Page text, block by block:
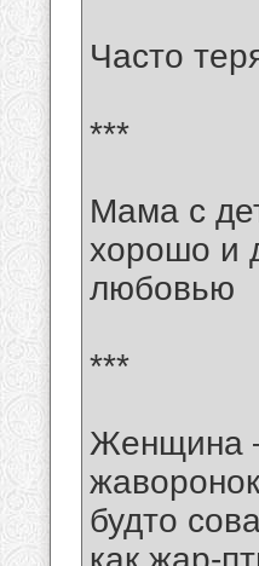
Часто
***
Мама с
хорошо и
любовью
***
Женщина
будто